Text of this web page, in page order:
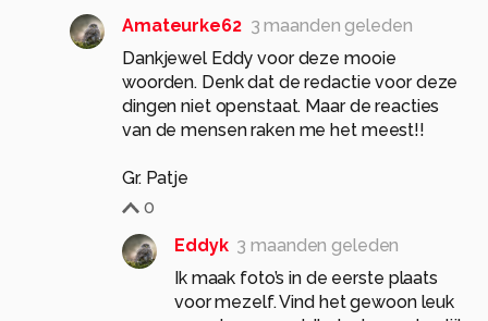
Amateurke62 3 maanden geleden
Dankjewel Eddy voor deze mooie
woorden. Denk dat de redactie voor deze
dingen niet openstaat. Maar de reacties
van de mensen raken me het meest!!
Gr. Patje
0
Eddyk 3 maanden geleden
Ik maak foto’s in de eerste plaats
voor mezelf. Vind het gewoon leuk